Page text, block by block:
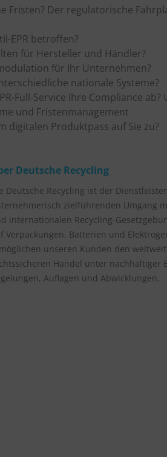
Fristen? Der regulatorische
EPR betroffen?
für Hersteller und Händler?
für Ihr Unternehmen?
nationale Systeme?
Full-Service Ihre Compliance
und Fristenmanagement
digitalen Produktpass auf Sie zu?
Deutsche Recycling
Deutsche Recycling ist der
zielführenden Umgang
internationalen Recycling-
Verpackungen, Batterien und
unseren Kunden den
Handel unter nachhaltiger
Auflagen und Abwicklungen.